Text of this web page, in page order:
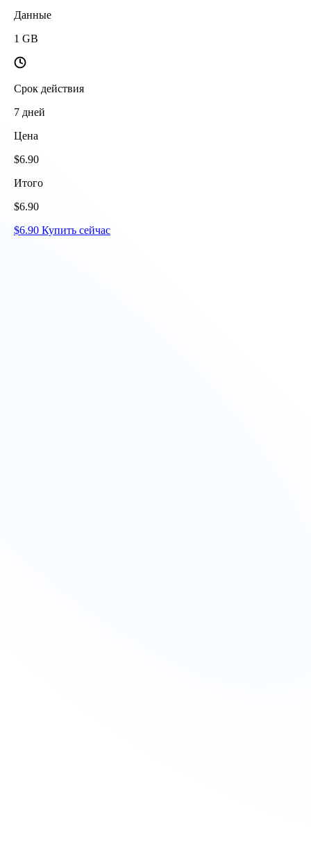
Данные
1 GB
Срок действия
7 дней
Цена
$6.90
Итого
$6.90
$6.90 Купить сейчас